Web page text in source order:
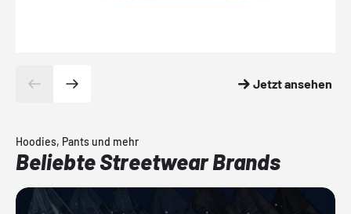
Jetzt ansehen
Hoodies, Pants und mehr
Beliebte Streetwear Brands